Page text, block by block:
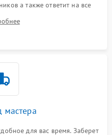
а также ответит на все
мастера
для вас время. Заберет